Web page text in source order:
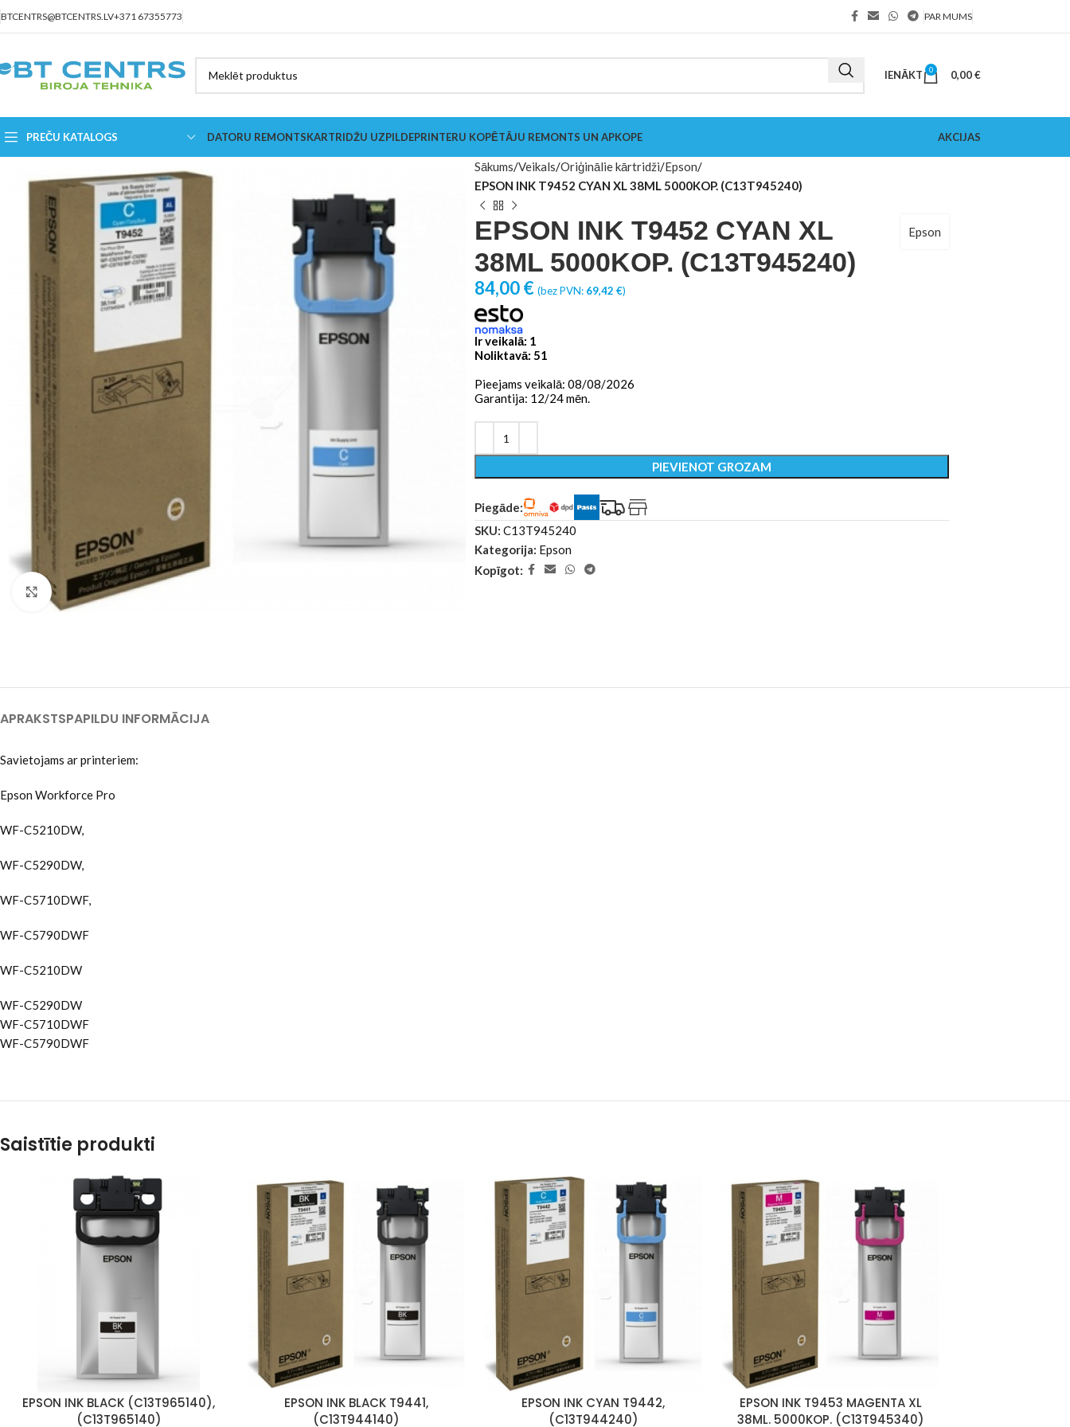
BTCENTRS@BTCENTRS.LV+371 67355773 PAR MUMS
IENĀKT 0 0,00€
PREČU KATALOGS DATORU REMONTSKARTRIDŽU UZPILDEPRINTERU KOPĒTĀJU REMONTS UN APKOPE AKCIJAS
Click to enlarge
Sākums Veikals Oriģinālie kārtridži Epson
EPSON INK T9452 CYAN XL 38ML 5000KOP. (C13T945240)
EPSON INK T9452 CYAN XL
38ML 5000KOP. (C13T945240)
Epson
84,00€ (bez PVN: 69,42 €)
Ir veikalā: 1
Noliktavā: 51
Pieejams veikalā: 08/08/2026
Garantija: 12/24 mēn.
PIEVIENOT GROZAM
Piegāde:
SKU: C13T945240
Kategorija: Epson
Kopīgot:
APRAKSTSPAPILDU INFORMĀCIJA
Savietojams ar printeriem:
Epson Workforce Pro
WF-C5210DW,
WF-C5290DW,
WF-C5710DWF,
WF-C5790DWF
WF-C5210DW
WF-C5290DW
WF-C5710DWF
WF-C5790DWF
Saistītie produkti
EPSON INK BLACK (C13T965140),
(C13T965140)
EPSON INK BLACK T9441,
(C13T944140)
EPSON INK CYAN T9442,
(C13T944240)
EPSON INK T9453 MAGENTA XL
38ML. 5000KOP. (C13T945340)